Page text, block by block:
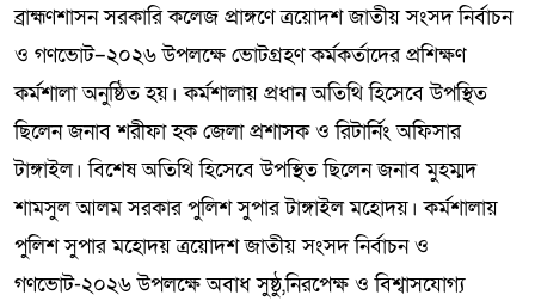
ব্রাহ্মণশাসন সরকারি কলেজ প্রাঙ্গণে ত্রয়োদশ জাতীয় সংসদ নির্বাচন
ও গণভোট–২০২৬ উপলক্ষে ভোটগ্রহণ কর্মকর্তাদের প্রশিক্ষণ
কর্মশালা অনুষ্ঠিত হয়। কর্মশালায় প্রধান অতিথি হিসেবে উপস্থিত
ছিলেন জনাব শরীফা হক জেলা প্রশাসক ও রিটার্নিং অফিসার
টাঙ্গাইল। বিশেষ অতিথি হিসেবে উপস্থিত ছিলেন জনাব মুহম্মদ
শামসুল আলম সরকার পুলিশ সুপার টাঙ্গাইল মহোদয়। কর্মশালায়
পুলিশ সুপার মহোদয় ত্রয়োদশ জাতীয় সংসদ নির্বাচন ও
গণভোট-২০২৬ উপলক্ষে অবাধ সুষ্ঠু,নিরপেক্ষ ও বিশ্বাসযোগ্য